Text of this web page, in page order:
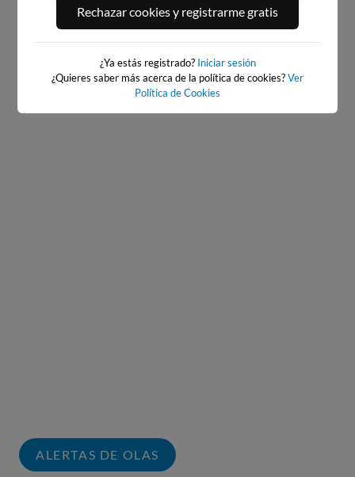
9km · Noja
0.3 m CHOPI
PLAYA DE EL RIS
0.3 m CHOPI
ALERTAS DE OLAS
Rechazar cookies y registrarme gratis
¿Ya estás registrado? Iniciar sesión
¿Quieres saber más acerca de la política de cookies?Ver
Política de Cookies